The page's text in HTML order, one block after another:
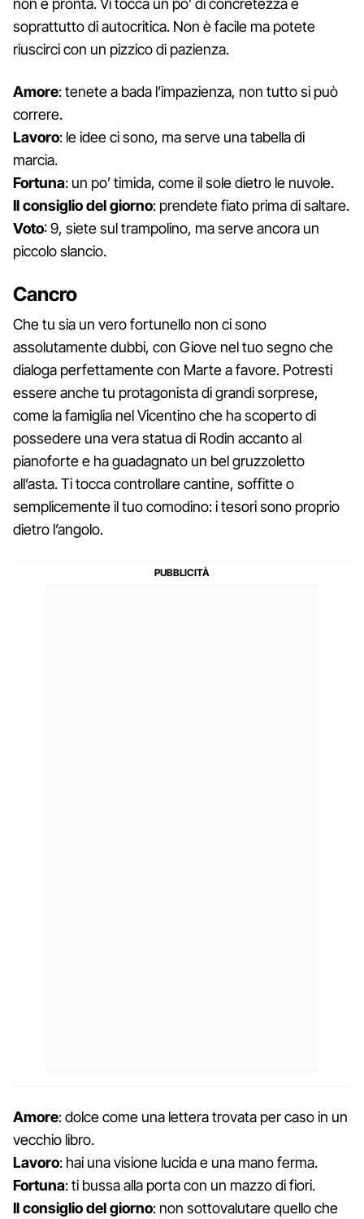
non è pronta. Vi tocca un po’ di concretezza e
soprattutto di autocritica. Non è facile ma potete
riuscirci con un pizzico di pazienza.
Amore: tenete a bada l’impazienza, non tutto si può
correre.
Lavoro: le idee ci sono, ma serve una tabella di
marcia.
Fortuna: un po’ timida, come il sole dietro le nuvole.
Il consiglio del giorno: prendete fiato prima di saltare.
Voto: 9, siete sul trampolino, ma serve ancora un
piccolo slancio.
Cancro
Che tu sia un vero fortunello non ci sono
assolutamente dubbi, con Giove nel tuo segno che
dialoga perfettamente con Marte a favore. Potresti
essere anche tu protagonista di grandi sorprese,
come la famiglia nel Vicentino che ha scoperto di
possedere una vera statua di Rodin accanto al
pianoforte e ha guadagnato un bel gruzzoletto
all’asta. Ti tocca controllare cantine, soffitte o
semplicemente il tuo comodino: i tesori sono proprio
dietro l’angolo.
Amore: dolce come una lettera trovata per caso in un
vecchio libro.
Lavoro: hai una visione lucida e una mano ferma.
Fortuna: ti bussa alla porta con un mazzo di fiori.
Il consiglio del giorno: non sottovalutare quello che